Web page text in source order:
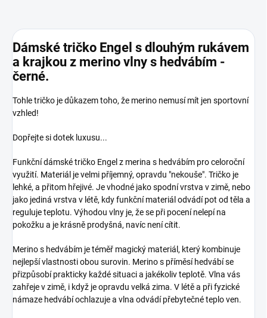
Dámské tričko Engel s dlouhým rukávem
a krajkou z merino vlny s hedvábím -
černé.
Tohle tričko je důkazem toho, že merino nemusí mít jen sportovní
vzhled!
Dopřejte si dotek luxusu...
Funkční dámské tričko Engel z merina s hedvábím pro celoroční
využití. Materiál je velmi příjemný, opravdu "nekouše". Tričko je
lehké, a přitom hřejivé. Je vhodné jako spodní vrstva v zimě, nebo
jako jediná vrstva v létě, kdy funkční materiál odvádí pot od těla a
reguluje teplotu. Výhodou vlny je, že se při pocení nelepí na
pokožku a je krásně prodyšná, navíc není cítit.
Merino s hedvábím je téměř magický materiál, který kombinuje
nejlepší vlastnosti obou surovin. Merino s příměsí hedvábí se
přizpůsobí prakticky každé situaci a jakékoliv teplotě. Vlna vás
zahřeje v zimě, i když je opravdu velká zima. V létě a při fyzické
námaze hedvábí ochlazuje a vlna odvádí přebytečné teplo ven.